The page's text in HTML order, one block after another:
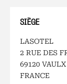
SIÈGE
LASOTEL
2 RUE DES
69120
FRANCE